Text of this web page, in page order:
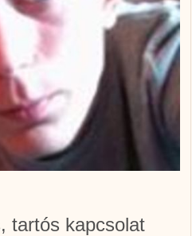
tartós kapcsolat